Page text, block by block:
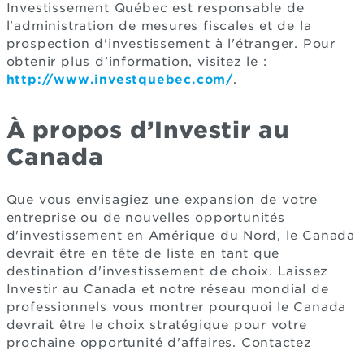
Investissement Québec est responsable de
l'administration de mesures fiscales et de la
prospection d'investissement à l'étranger. Pour
obtenir plus d’information, visitez le :
http://www.investquebec.com/.
À propos d’Investir au
Canada
Que vous envisagiez une expansion de votre
entreprise ou de nouvelles opportunités
d'investissement en Amérique du Nord, le Canada
devrait être en tête de liste en tant que
destination d'investissement de choix. Laissez
Investir au Canada et notre réseau mondial de
professionnels vous montrer pourquoi le Canada
devrait être le choix stratégique pour votre
prochaine opportunité d'affaires. Contactez